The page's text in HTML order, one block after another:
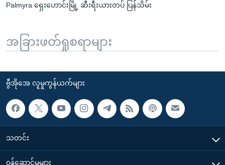
Palmyra ရှေးဟောင်းမြို့ ဆီးရီးယားတပ် ပြန်သိမ်း
အခြားဖတ်ရှုစရာများ
ဗွီအိုအေ လူမှုကွန်ယက်များ
သတင်း
၀န်ဆောင်မှုများ